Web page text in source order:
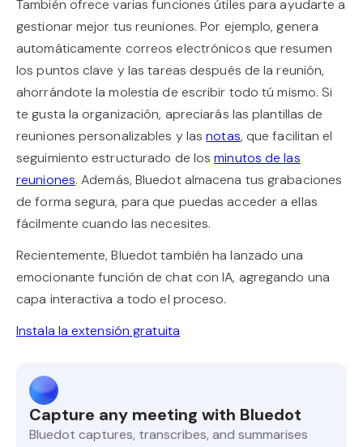
También ofrece varias funciones útiles para ayudarte a
gestionar mejor tus reuniones. Por ejemplo, genera
automáticamente correos electrónicos que resumen
los puntos clave y las tareas después de la reunión,
ahorrándote la molestia de escribir todo tú mismo. Si
te gusta la organización, apreciarás las plantillas de
reuniones personalizables y lasnotas, que facilitan el
seguimiento estructurado de losminutos de las
reuniones. Además, Bluedot almacena tus grabaciones
de forma segura, para que puedas acceder a ellas
fácilmente cuando las necesites.
Recientemente, Bluedot también ha lanzado una
emocionante función de chat con IA, agregando una
capa interactiva a todo el proceso.
Instala la extensión gratuita
Capture any meeting with Bluedot
Bluedot captures, transcribes, and summarises